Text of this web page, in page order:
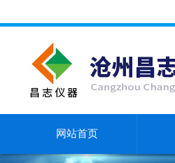
网站首页